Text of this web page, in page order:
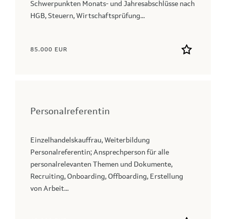
Schwerpunkten Monats- und Jahresabschlüsse nach
HGB, Steuern, Wirtschaftsprüfung...
85.000 EUR
Personalreferentin
Einzelhandelskauffrau, Weiterbildung
Personalreferentin; Ansprechperson für alle
personalrelevanten Themen und Dokumente,
Recruiting, Onboarding, Offboarding, Erstellung
von Arbeit...